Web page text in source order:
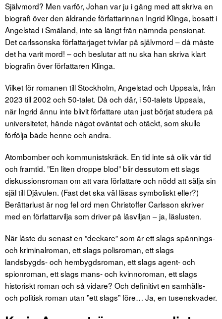
Självmord? Men varför, Johan var ju i gång med att skriva en
biografi över den åldrande författarinnan Ingrid Klinga, bosatt i
Angelstad i Småland, inte så långt från nämnda pensionat.
Det carlssonska författarjaget tvivlar på självmord – då måste
det ha varit mord! – och beslutar att nu ska han skriva klart
biografin över författaren Klinga.
Vilket för romanen till Stockholm, Angelstad och Uppsala, från
2023 till 2002 och 50-talet. Då och där, i 50-talets Uppsala,
när Ingrid ännu inte blivit författare utan just börjat studera på
universitetet, hände något oväntat och otäckt, som skulle
förfölja både henne och andra.
Atombomber och kommunistskräck. En tid inte så olik vår tid
och framtid. ”En liten droppe blod” blir dessutom ett slags
diskussionsroman om att vara författare och nödd att sälja sin
själ till Djävulen. (Fast det ska väl läsas symboliskt eller?)
Berättarlust är nog fel ord men Christoffer Carlsson skriver
med en författarvilja som driver på läsviljan – ja, läslusten.
När läste du senast en ”deckare” som är ett slags spännings-
och kriminalroman, ett slags polisroman, ett slags
landsbygds- och hembygdsroman, ett slags agent- och
spionroman, ett slags mans- och kvinnoroman, ett slags
historiskt roman och så vidare? Och definitivt en samhälls-
och politisk roman utan ”ett slags” före… Ja, en tusenskvader.